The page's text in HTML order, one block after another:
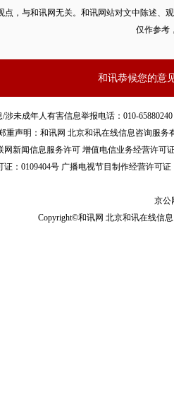
点，与和讯网无关。和讯网站对文中陈述
仅作参考
和讯恭候您的意
未成年人有害信息举报电话：010-
重声明：和讯网 北京和讯在线信息咨询服
网新闻信息服务许可 增值电信业务经营许可
：0109404号 广播电视节目制作经营许可证
京公
Copyright©和讯网 北京和讯在线信